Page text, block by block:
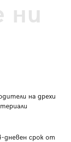
ни
на дрехи
срок от